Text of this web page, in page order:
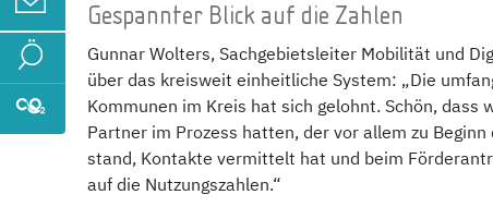
Gespannter Blick auf die Zahlen
Gunnar Wolters, Sachgebietsleiter Mobilität und
über das kreisweit einheitliche System: „Die
Kommunen im Kreis hat sich gelohnt. Schön,
Partner im Prozess hatten, der vor allem zu
stand, Kontakte vermittelt hat und beim
auf die Nutzungszahlen.“